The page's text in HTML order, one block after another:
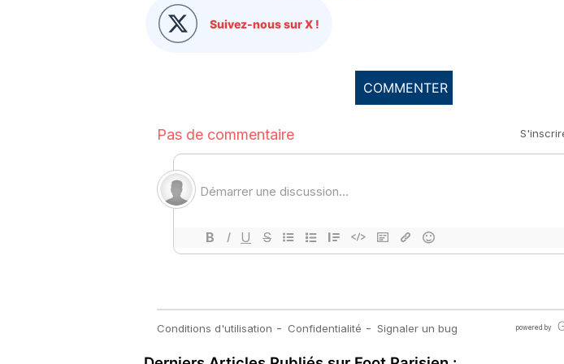
Suivez-nous sur X !
COMMENTER